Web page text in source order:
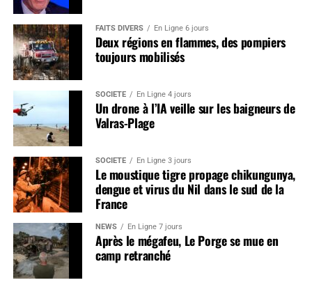
FAITS DIVERS En Ligne 6 jours
Deux régions en flammes, des pompiers
toujours mobilisés
SOCIÉTÉ En Ligne 4 jours
Un drone à l’IA veille sur les baigneurs de
Valras-Plage
SOCIÉTÉ En Ligne 3 jours
Le moustique tigre propage chikungunya,
dengue et virus du Nil dans le sud de la
France
NEWS En Ligne 7 jours
Après le mégafeu, Le Porge se mue en
camp retranché